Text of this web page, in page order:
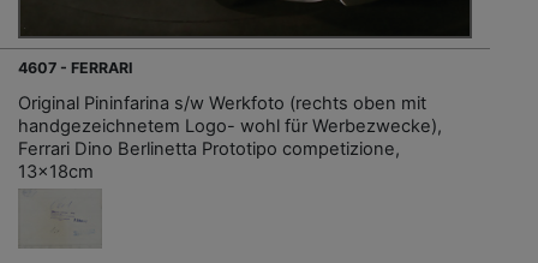
4607 - FERRARI
Original Pininfarina s/w Werkfoto (rechts oben mit
handgezeichnetem Logo- wohl für Werbezwecke),
Ferrari Dino Berlinetta Prototipo competizione,
13x18cm